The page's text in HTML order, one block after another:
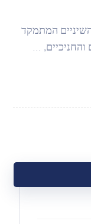
המתמקד
...